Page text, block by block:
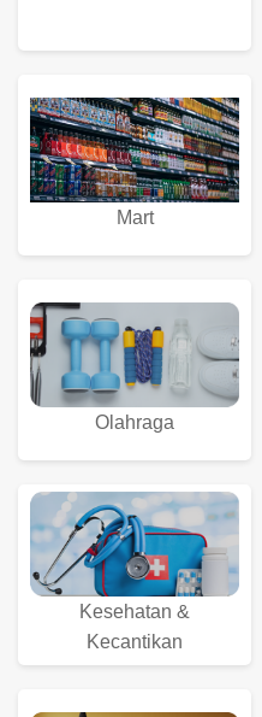
Mart
Olahraga
Kesehatan &
Kecantikan